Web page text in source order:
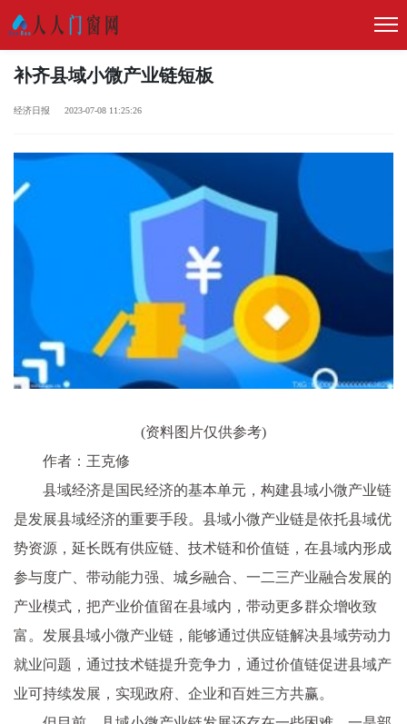
补齐县域小微产业链短板
经济日报 2023-07-08 11:25:26
(资料图片仅供参考)
作者：王克修
县域经济是国民经济的基本单元，构建县域小微产业链
是发展县域经济的重要手段。县域小微产业链是依托县域优
势资源，延长既有供应链、技术链和价值链，在县域内形成
参与度广、带动能力强、城乡融合、一二三产业融合发展的
产业模式，把产业价值留在县域内，带动更多群众增收致
富。发展县域小微产业链，能够通过供应链解决县域劳动力
就业问题，通过技术链提升竞争力，通过价值链促进县域产
业可持续发展，实现政府、企业和百姓三方共赢。